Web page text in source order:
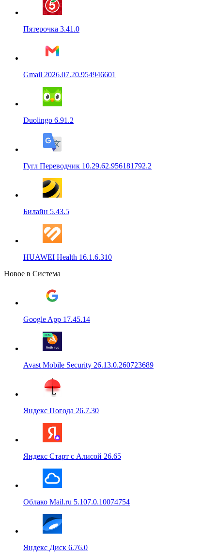
Пятерочка 3.41.0
Gmail 2026.07.20.954946601
Duolingo 6.91.2
Гугл Переводчик 10.29.62.956181792.2
Билайн 5.43.5
HUAWEI Health 16.1.6.310
Новое в Система
Google App 17.45.14
Avast Mobile Security 26.13.0.260723689
Яндекс Погода 26.7.30
Яндекс Старт с Алисой 26.65
Облако Mail.ru 5.107.0.10074754
Яндекс Диск 6.76.0